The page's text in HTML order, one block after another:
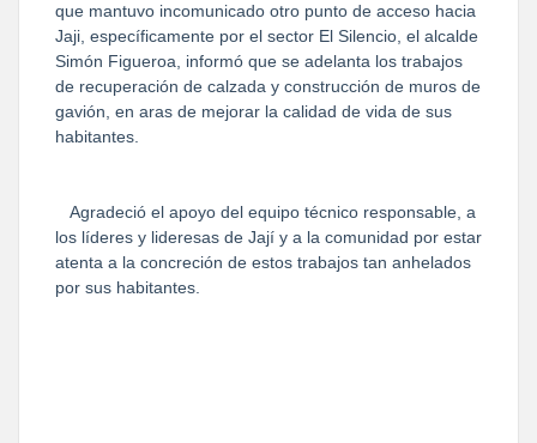
que mantuvo incomunicado otro punto de acceso hacia
Jaji, específicamente por el sector El Silencio, el alcalde
Simón Figueroa, informó que se adelanta los trabajos
de recuperación de calzada y construcción de muros de
gavión, en aras de mejorar la calidad de vida de sus
habitantes.
Agradeció el apoyo del equipo técnico responsable, a
los líderes y lideresas de Jají y a la comunidad por estar
atenta a la concreción de estos trabajos tan anhelados
por sus habitantes.